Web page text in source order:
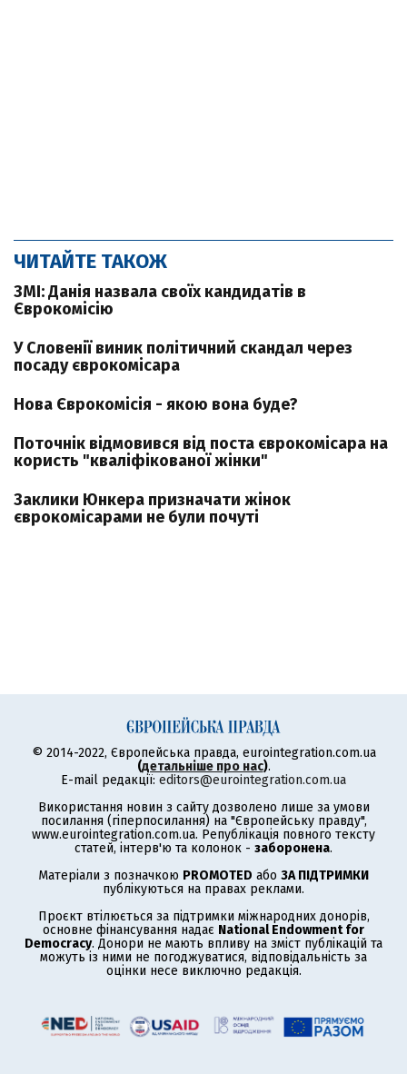
ЧИТАЙТЕ ТАКОЖ
ЗМІ: Данія назвала своїх кандидатів в
Єврокомісію
У Словенії виник політичний скандал через
посаду єврокомісара
Нова Єврокомісія - якою вона буде?
Поточнік відмовився від поста єврокомісара на
користь "кваліфікованої жінки"
Заклики Юнкера призначати жінок
єврокомісарами не були почуті
© 2014-2022, Європейська правда, eurointegration.com.ua
(детальніше про нас).
E-mail редакції: editors@eurointegration.com.ua
Використання новин з сайту дозволено лише за умови
посилання (гіперпосилання) на "Європейську правду",
www.eurointegration.com.ua. Републікація повного тексту
статей, інтерв'ю та колонок - заборонена.
Матеріали з позначкою PROMOTED або ЗА ПІДТРИМКИ
публікуються на правах реклами.
Проєкт втілюється за підтримки міжнародних донорів,
основне фінансування надає National Endowment for
Democracy. Донори не мають впливу на зміст публікацій та
можуть із ними не погоджуватися, відповідальність за
оцінки несе виключно редакція.